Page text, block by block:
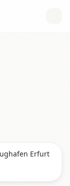
Erfurt